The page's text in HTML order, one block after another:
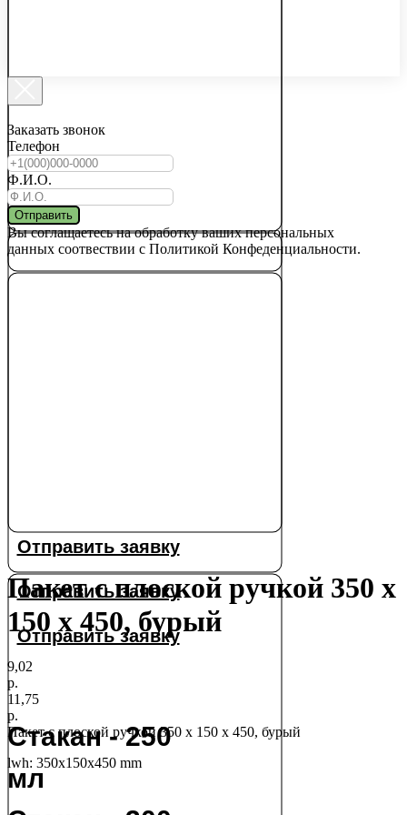
Отправить заявку
Отправить заявку
Отправить заявку
Стакан - 250
мл
Заказать звонок
Телефон
Ф.И.О.
Отправить
Вы соглащаетесь на обработку ваших персональных
данных соотвествии с Политикой Конфеденциальности.
Пакет с плоской ручкой 350 х
150 х 450, бурый
9,02
р.
11,75
р.
Пакет с плоской ручкой 350 х 150 х 450, бурый
lwh: 350x150x450 mm